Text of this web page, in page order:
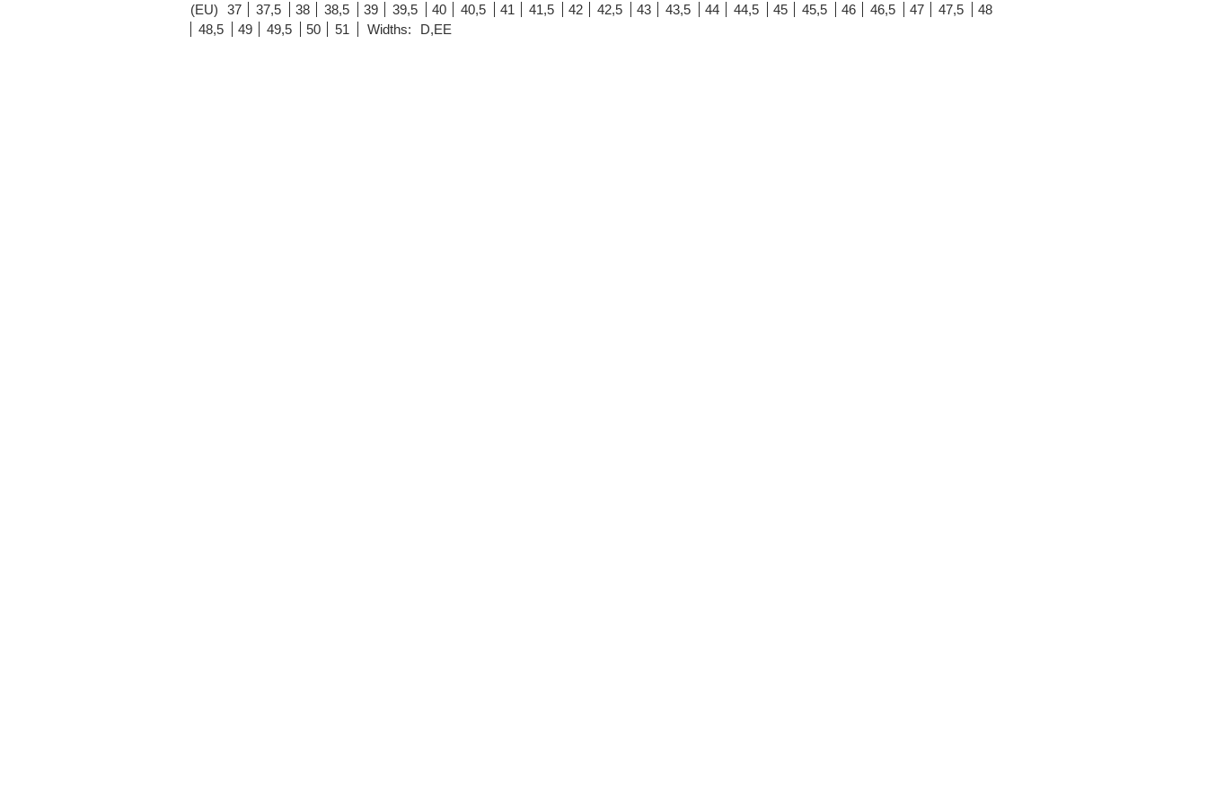
(EU) 37 37,5 38 38,5 39 39,5 40 40,5 41 41,5 42 42,5 43 43,5 44 44,5 45 45,5 46 46,5 47 47,5
48
48,5
49 49,5 50 51 Widths: D,EE